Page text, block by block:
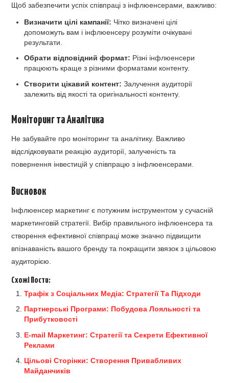
Щоб забезпечити успіх співпраці з інфлюенсерами, важливо:
Визначити цілі кампанії: Чітко визначені цілі
допоможуть вам і інфлюенсеру розуміти очікувані
результати.
Обрати відповідний формат: Різні інфлюенсери
працюють краще з різними форматами контенту.
Створити цікавий контент: Залучення аудиторії
залежить від якості та оригінальності контенту.
Моніторинг та Аналітика
Не забувайте про моніторинг та аналітику. Важливо
відслідковувати реакцію аудиторії, залученість та
повернення інвестицій у співпрацю з інфлюенсерами.
Висновок
Інфлюенсер маркетинг є потужним інструментом у сучасній
маркетинговій стратегії. Вибір правильного інфлюенсера та
створення ефективної співпраці може значно підвищити
впізнаваність вашого бренду та покращити звязок з цільовою
аудиторією.
Схожі Пости:
Трафік з Соціальних Медіа: Стратегії Та Підходи
Партнерські Програми: Побудова Лояльності та
Прибутковості
E-mail Маркетинг: Стратегії та Секрети Ефективної
Реклами
Цільові Сторінки: Створення Привабливих
Майданчиків